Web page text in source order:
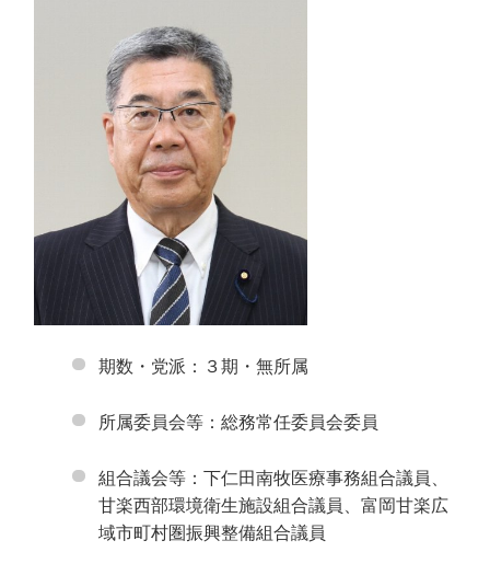
期数・党派：３期・無所属
所属委員会等：総務常任委員会委員
組合議会等：下仁田南牧医療事務組合議員、
甘楽西部環境衛生施設組合議員、富岡甘楽広
域市町村圏振興整備組合議員